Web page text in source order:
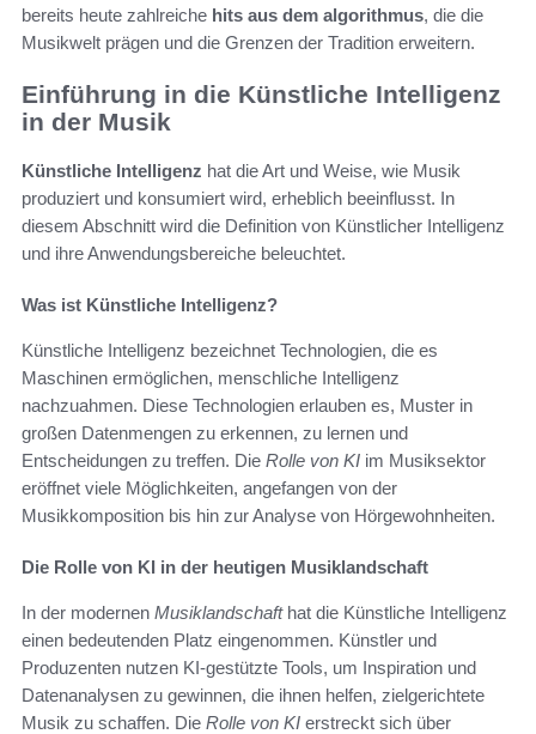
bereits heute zahlreiche hits aus dem algorithmus, die die
Musikwelt prägen und die Grenzen der Tradition erweitern.
Einführung in die Künstliche Intelligenz
in der Musik
Künstliche Intelligenz hat die Art und Weise, wie Musik
produziert und konsumiert wird, erheblich beeinflusst. In
diesem Abschnitt wird die Definition von Künstlicher Intelligenz
und ihre Anwendungsbereiche beleuchtet.
Was ist Künstliche Intelligenz?
Künstliche Intelligenz bezeichnet Technologien, die es
Maschinen ermöglichen, menschliche Intelligenz
nachzuahmen. Diese Technologien erlauben es, Muster in
großen Datenmengen zu erkennen, zu lernen und
Entscheidungen zu treffen. Die Rolle von KI im Musiksektor
eröffnet viele Möglichkeiten, angefangen von der
Musikkomposition bis hin zur Analyse von Hörgewohnheiten.
Die Rolle von KI in der heutigen Musiklandschaft
In der modernen Musiklandschafthat die Künstliche Intelligenz
einen bedeutenden Platz eingenommen. Künstler und
Produzenten nutzen KI-gestützte Tools, um Inspiration und
Datenanalysen zu gewinnen, die ihnen helfen, zielgerichtete
Musik zu schaffen. Die Rolle von KI erstreckt sich über